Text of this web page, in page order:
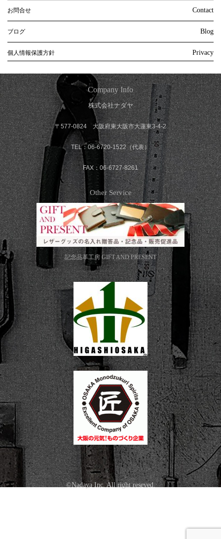
お問合せ Contact
ブログ Blog
個人情報保護方針 Privacy
Company Info
株式会社ナダヤ
〒577-0824 大阪府東大阪市大蓮東3-4-2
TEL：06-6720-1522（代表）
FAX：06-6727-8261
Other Service
記念品革工房 GIFT AND PRESENT
©Nadaya Inc. All right reseved.